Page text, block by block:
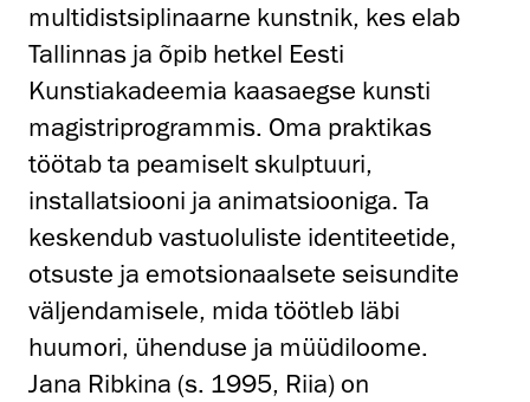
multidistsiplinaarne kunstnik, kes elab
Tallinnas ja õpib hetkel Eesti
Kunstiakadeemia kaasaegse kunsti
magistriprogrammis. Oma praktikas
töötab ta peamiselt skulptuuri,
installatsiooni ja animatsiooniga. Ta
keskendub vastuoluliste identiteetide,
otsuste ja emotsionaalsete seisundite
väljendamisele, mida töötleb läbi
huumori, ühenduse ja müüdiloome.
Jana Ribkina (s. 1995, Riia) on